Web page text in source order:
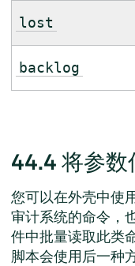
lost
backlog
44.4 将参数
您可以在外壳中使
审计系统的命令，
件中批量读取此类
脚本会使用后一种